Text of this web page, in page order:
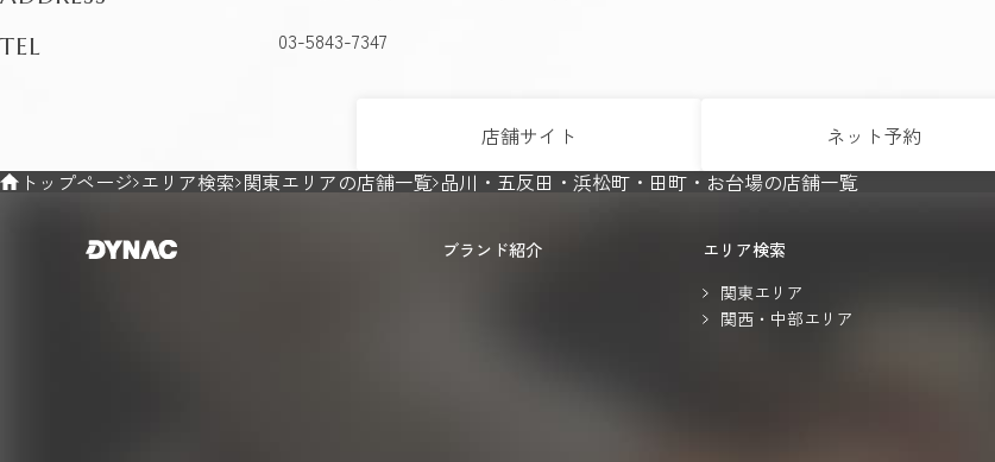
TEL 03-5843-7347
店舗サイト
ネット予約
トップページ エリア検索 関東エリアの店舗一覧 品川・五反田・浜松町・田町・お台場の店舗一覧
ブランド紹介
エリア検索
関東エリア
関西・中部エリア